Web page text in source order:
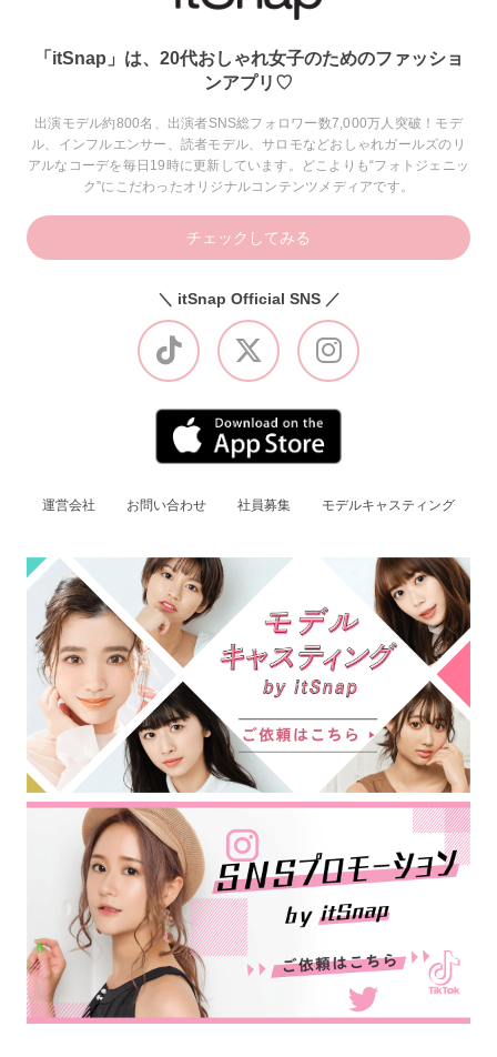
「itSnap」は、20代おしゃれ女子のためのファッショ
ンアプリ♡
出演モデル約800名、出演者SNS総フォロワー数7,000万人突破！モデ
ル、インフルエンサー、読者モデル、サロモなどおしゃれガールズのリ
アルなコーデを毎日19時に更新しています。どこよりも“フォトジェニッ
ク”にこだわったオリジナルコンテンツメディアです。
チェックしてみる
＼ itSnap Official SNS ／
運営会社 お問い合わせ 社員募集 モデルキャスティング